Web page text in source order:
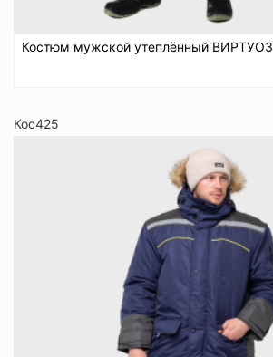
Костюм мужской утеплённый ВИРТУОЗ
Кос425